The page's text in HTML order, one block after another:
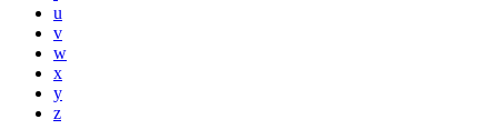
u
v
w
x
y
z